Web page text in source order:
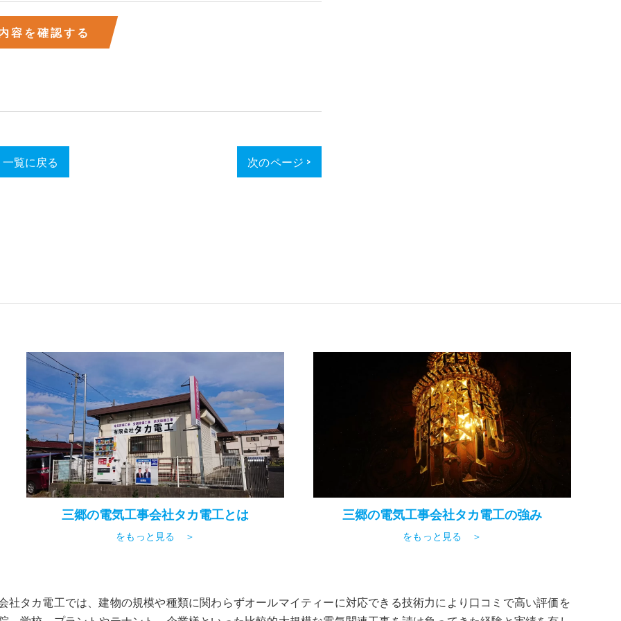
一覧に戻る 次のページ >
三郷の電気工事会社タカ電工とは
をもっと見る ＞
三郷の電気工事会社タカ電工の強み
をもっと見る ＞
社タカ電工では、建物の規模や種類に関わらずオールマイティーに対応できる技術力により口コミで高い評価を